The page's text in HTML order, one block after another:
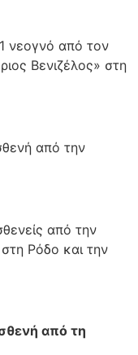
νεογνό από τον
Βενιζέλος» στη
από την
από την
Ρόδο και την
από τη